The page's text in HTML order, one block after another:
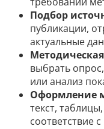
Подбор
публикации,
актуальные
выбрать
или анализ
Оформление
текст,
соответствие